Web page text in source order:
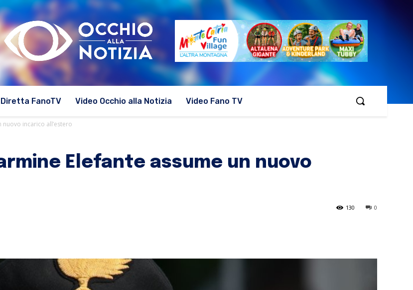
Diretta FanoTV Video Occhio alla Notizia Video Fano TV
nuovo incarico all’estero
Elefante assume un nuovo
0
130